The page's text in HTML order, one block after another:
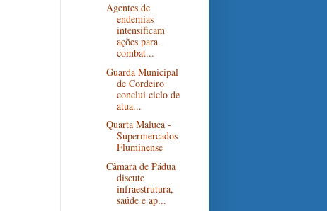
Agentes de
endemias
intensificam
ações para
combat...
Guarda Municipal
de Cordeiro
conclui ciclo de
atua...
Quarta Maluca -
Supermercados
Fluminense
Câmara de Pádua
discute
infraestrutura,
saúde e ap...